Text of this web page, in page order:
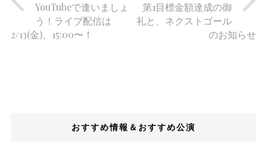
YouTubeで逢いましょ
う！ライブ配信は
2/13(金)、15:00〜！
第1目標金額達成の御
礼と、ネクストゴール
のお知らせ
おすすめ情報＆おすすめ公演